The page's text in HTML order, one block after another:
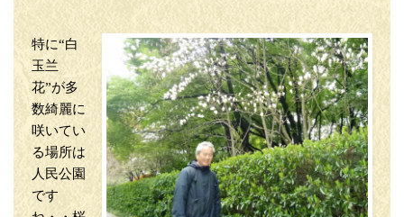
特に“白
玉兰
花”が多
数綺麗に
咲いてい
る場所は
人民公園
です